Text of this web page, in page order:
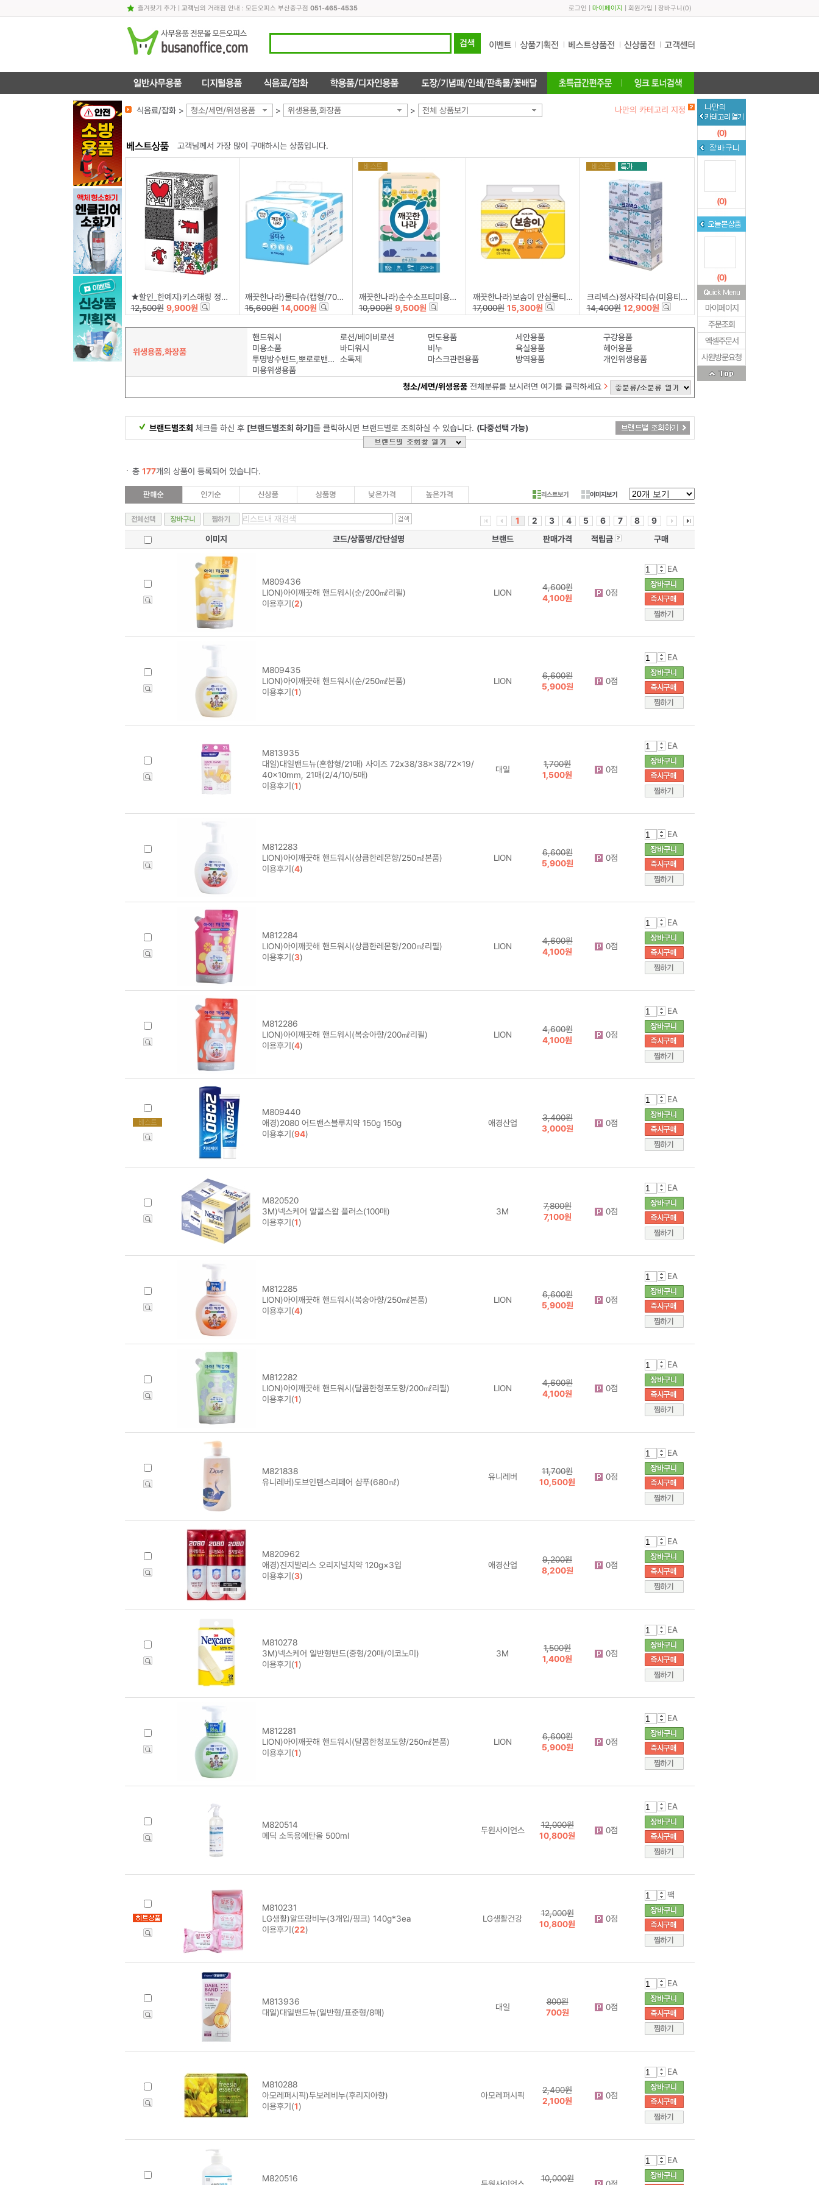
즐겨찾기 추가| 고객님의 거래점 안내 : 모든오피스 부산중구점 051-465-4535 로그인 마이페이지 회원가입 장바구니 (0)
식음료/잡화 > 청소/세면/위생용품 > 위생용품,화장품 > 전체 상품보기 나만의 카테고리 지정
고객님께서 가장 많이 구매하시는 상품입니다.
★할인_한예지)키스해링 정사각 미용티슈(250매×6입)
12,500원 9,900원
깨끗한나라)물티슈(캡형/70매×6입)
15,600원 14,000원
깨끗한나라)순수소프티미용티슈(250매X3개)
10,900원 9,500원
깨끗한나라)보솜이 안심물티슈13無(캡형/60매*6개입)
17,000원 15,300원
크리넥스)정사각티슈(미용티슈/부띠끄100매콤비/100매×6개)
14,400원 12,900원
위생용품,화장품
핸드워시 로션/베이비로션 면도용품 세안용품
구강용품
미용소품
바디워시 비누 욕실용품
헤어용품
투명방수밴드,뽀로로밴드
소독제 마스크관련용품 방역용품
개인위생용품
미용위생용품
청소/세면/위생용품전체분류를 보시려면 여기를 클릭하세요
브랜드별조회 체크를 하신 후 [브랜드별조회 하기]를 클릭하시면 브랜드별로 조회하실 수 있습니다. (다중선택 가능)
총 177개의 상품이 등록되어 있습니다.
리스트보기 이미지보기
1 2 3 4 5 6 7 8
9
이미지
코드/상품명/간단설명 브랜드 판매가격 적립금 구매
M809436
LION)아이깨끗해 핸드워시(순/200㎖리필)
이용후기(2)
LION
4,600원
4,100원
0점
EA
M809435
LION)아이깨끗해 핸드워시(순/250㎖본품)
이용후기(1)
LION
6,600원
5,900원
0점
EA
M813935
대일)대일밴드뉴(혼합형/21매) 사이즈 72x38/38x38/72x19/
40x10mm, 21매(2/4/10/5매)
이용후기(1)
대일
1,700원
1,500원
0점
EA
M812283
LION)아이깨끗해 핸드워시(상큼한레몬향/250㎖본품)
이용후기(4)
LION
6,600원
5,900원
0점
EA
M812284
LION)아이깨끗해 핸드워시(상큼한레몬향/200㎖리필)
이용후기(3)
LION
4,600원
4,100원
0점
EA
M812286
LION)아이깨끗해 핸드워시(복숭아향/200㎖리필)
이용후기(4)
LION
4,600원
4,100원
0점
EA
M809440
애경)2080 어드밴스블루치약 150g 150g
이용후기(94)
애경산업
3,400원
3,000원
0점
EA
M820520
3M)넥스케어 알콜스왑 플러스(100매)
이용후기(1)
3M
7,800원
7,100원
0점
EA
M812285
LION)아이깨끗해 핸드워시(복숭아향/250㎖본품)
이용후기(4)
LION
6,600원
5,900원
0점
EA
M812282
LION)아이깨끗해 핸드워시(달콤한청포도향/200㎖리필)
이용후기(1)
LION
4,600원
4,100원
0점
EA
M821838
유니레버)도브인텐스리페어 샴푸(680㎖)
유니레버
11,700원
10,500원
0점
EA
M820962
애경)진지발리스 오리지널치약 120g×3입
이용후기(3)
애경산업
9,200원
8,200원
0점
EA
M810278
3M)넥스케어 일반형밴드(중형/20매/이코노미)
이용후기(1)
3M
1,500원
1,400원
0점
EA
M812281
LION)아이깨끗해 핸드워시(달콤한청포도향/250㎖본품)
이용후기(1)
LION
6,600원
5,900원
0점
EA
M820514
메딕 소독용에탄올 500ml
두원사이언스
12,000원
10,800원
0점
EA
M810231
LG생활)알뜨랑비누(3개입/핑크) 140g*3ea
이용후기(22)
LG생활건강
12,000원
10,800원
0점
팩
M813936
대일)대일밴드뉴(일반형/표준형/8매)
대일
800원
700원
0점
EA
M810288
아모레퍼시픽)두보레비누(후리지아향)
이용후기(1)
아모레퍼시픽
2,400원
2,100원
0점
EA
M820516
10,000원
EA
(0)
(0)
(0)
마이페이지
주문조회
엑셀주문서
사원방문요청